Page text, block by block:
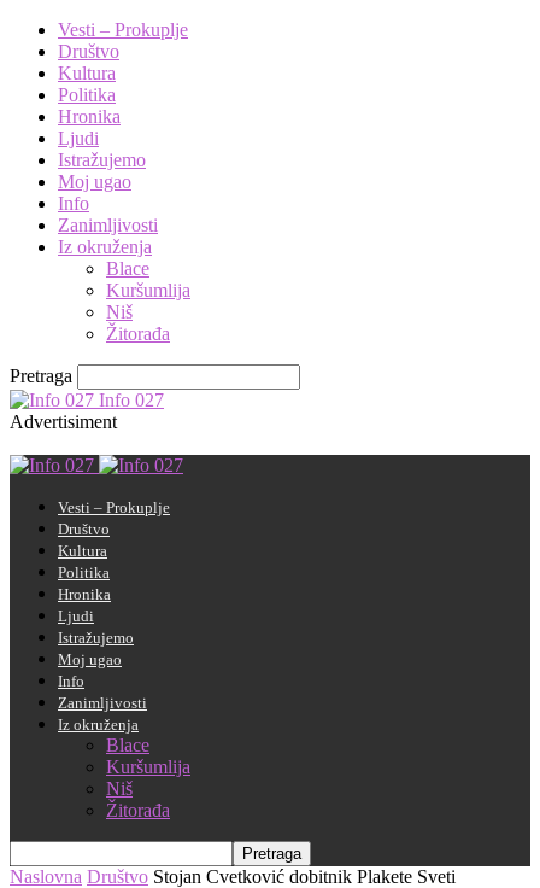
Vesti – Prokuplje
Društvo
Kultura
Politika
Hronika
Ljudi
Istražujemo
Moj ugao
Info
Zanimljivosti
Iz okruženja
Blace
Kuršumlija
Niš
Žitorađa
Pretraga
Info 027
Advertisiment
Vesti – Prokuplje
Društvo
Kultura
Politika
Hronika
Ljudi
Istražujemo
Moj ugao
Info
Zanimljivosti
Iz okruženja
Blace
Kuršumlija
Niš
Žitorađa
Naslovna Društvo Stojan Cvetković dobitnik Plakete Sveti